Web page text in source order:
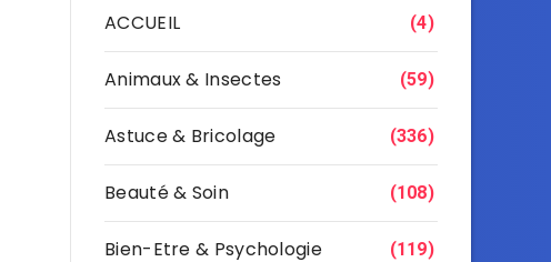
ACCUEIL (4)
Animaux & Insectes (59)
Astuce & Bricolage (336)
Beauté & Soin (108)
Bien-Etre & Psychologie (119)